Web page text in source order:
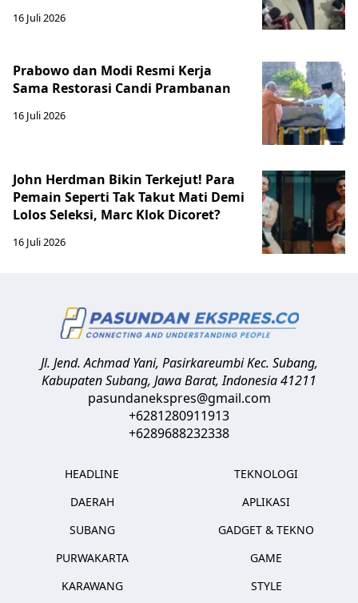
16 Juli 2026
Prabowo dan Modi Resmi Kerja
Sama Restorasi Candi Prambanan
16 Juli 2026
John Herdman Bikin Terkejut! Para
Pemain Seperti Tak Takut Mati Demi
Lolos Seleksi, Marc Klok Dicoret?
16 Juli 2026
Jl. Jend. Achmad Yani, Pasirkareumbi Kec. Subang,
Kabupaten Subang, Jawa Barat,Indonesia41211
pasundanekspres@gmail.com
+6281280911913
+6289688232338
HEADLINE
DAERAH
SUBANG
PURWAKARTA
KARAWANG
TEKNOLOGI
APLIKASI
GADGET & TEKNO
GAME
STYLE